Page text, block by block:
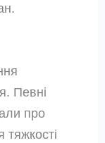
Певні
про
тяжкості